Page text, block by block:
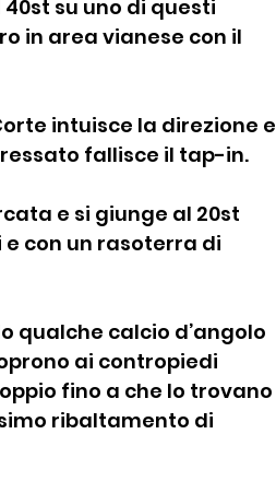
su uno di questi
in area vianese con il
intuisce la direzione e
fallisce il tap-in.
e si giunge al 20st
con un rasoterra di
qualche calcio d’angolo
ai contropiedi
fino a che lo trovano
ribaltamento di